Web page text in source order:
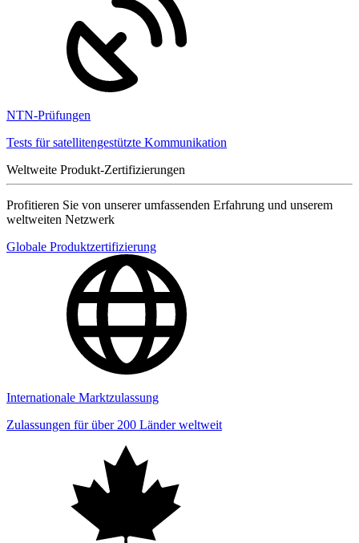
NTN-Prüfungen
Tests für satellitengestützte Kommunikation
Weltweite Produkt-Zertifizierungen
Profitieren Sie von unserer umfassenden Erfahrung und unserem
weltweiten Netzwerk
Globale Produktzertifizierung
Internationale Marktzulassung
Zulassungen für über 200 Länder weltweit